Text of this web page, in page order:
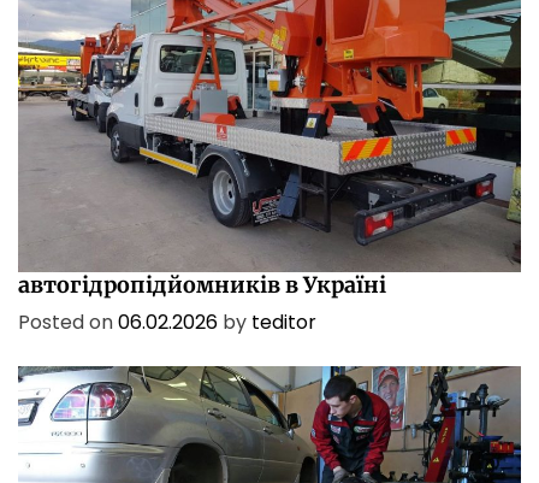
Характеристики і сфери застосування
автогідропідйомників в Україні
Posted on06.02.2026 by teditor